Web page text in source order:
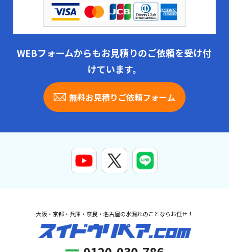
WEBフォームからもお見積りのご依頼を受け付
けています。
無料お見積りご依頼フォーム
大阪・京都・兵庫・奈良・名古屋の水漏れのことならお任せ！